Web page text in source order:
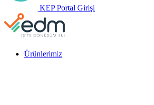
KEP Portal Girişi
Ürünlerimiz